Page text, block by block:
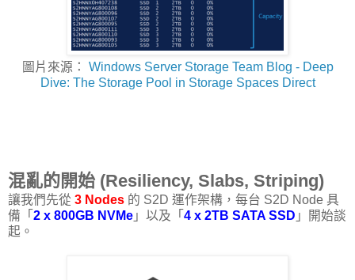
圖片來源： Windows Server Storage Team Blog - Deep
Dive: The Storage Pool in Storage Spaces Direct
混亂的開始 (Resiliency, Slabs, Striping)
讓我們先從 3 Nodes 的 S2D 運作架構，每台 S2D Node 具
備「 2 x 800GB NVMe 」以及「 4 x 2TB SATA SSD 」開始談
起。